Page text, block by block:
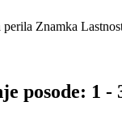
perila Znamka
posode: 1 -